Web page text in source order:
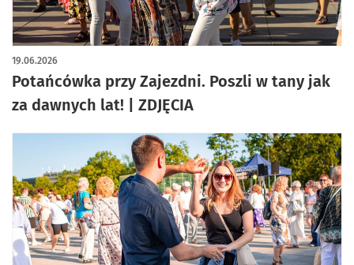
Potańcówka przy Zajezdni. Poszli w tany jak
za dawnych lat! | ZDJĘCIA
19.06.2026
artykuł z galerią zdjęć